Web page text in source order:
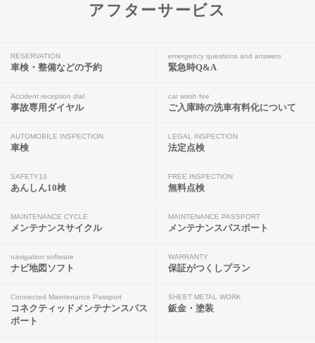
アフターサービス
RESERVATION
車検・整備などの予約
emergency questions and answers
緊急時Q&A
Accident reception dial
事故専用ダイヤル
car wash fee
ご入庫時の洗車有料化について
AUTOMOBILE INSPECTION
車検
LEGAL INSPECTION
法定点検
SAFETY10
あんしん10検
FREE INSPECTION
無料点検
MAINTENANCE CYCLE
メンテナンスサイクル
MAINTENANCE PASSPORT
メンテナンスパスポート
navigation software
ナビ地図ソフト
WARRANTY
保証がつくしプラン
Connected Maintenance Passport
コネクティッドメンテナンスパス
ポート
SHEET METAL WORK
鈑金・塗装